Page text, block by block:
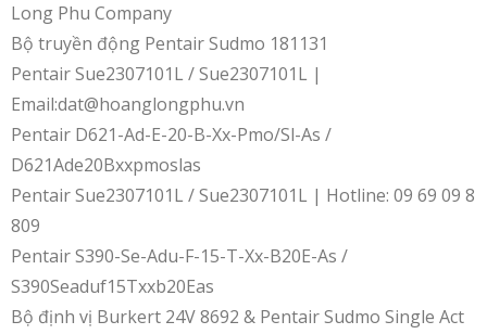
Long Phu Company
Bộ truyền động Pentair Sudmo 181131
Pentair Sue2307101L / Sue2307101L |
Email:dat@hoanglongphu.vn
Pentair D621-Ad-E-20-B-Xx-Pmo/Sl-As /
D621Ade20Bxxpmoslas
Pentair Sue2307101L / Sue2307101L | Hotline: 09 69 09 8
809
Pentair S390-Se-Adu-F-15-T-Xx-B20E-As /
S390Seaduf15Txxb20Eas
Bộ định vị Burkert 24V 8692 & Pentair Sudmo Single Act